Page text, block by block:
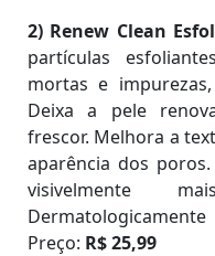
2) Renew Clean
partículas
mortas e
Deixa a pele
frescor. Melhora a
aparência dos
visivelmente
Preço: R$ 25,99